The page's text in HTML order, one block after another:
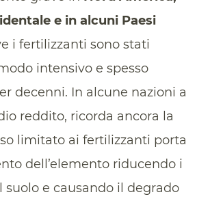
e in alcuni Paesi
i fertilizzanti sono stati
intensivo e spesso
decenni. In alcune nazioni a
reddito, ricorda ancora la
limitato ai fertilizzanti porta
dell’elemento riducendo i
e causando il degrado